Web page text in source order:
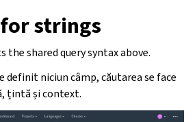
strings
the shared query syntax above.
definit niciun câmp, căutarea se face
țintă și context.